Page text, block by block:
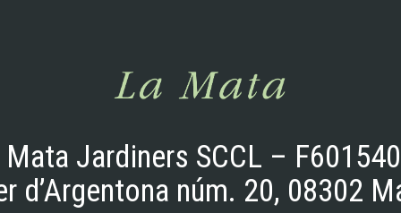
Mata Jardiners SCCL –
d’Argentona núm. 20, 08302